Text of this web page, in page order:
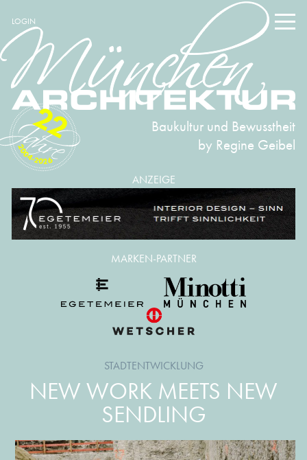
LOGIN
Baukultur und Bewusstheit
by Regine Geibel
2004-2026
22
ANZEIGE
STADTENTWICKLUNG
NEW WORK MEETS NEW
SENDLING